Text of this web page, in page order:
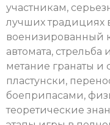
участникам,
лучших традициях
военизированный
автомата,
метание гранаты и
пластунски,
боеприпасами,
теоретические